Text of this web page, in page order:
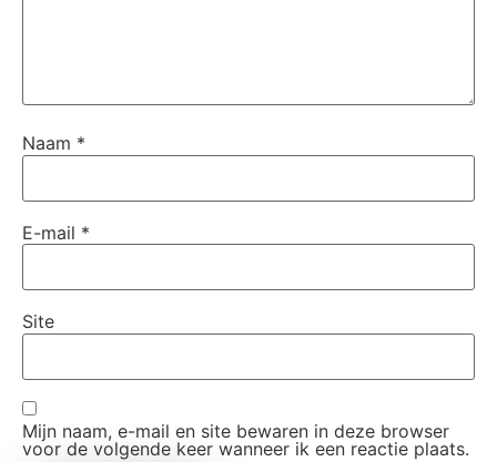
Naam *
E-mail *
Site
Mijn naam, e-mail en site bewaren in deze browser
voor de volgende keer wanneer ik een reactie plaats.